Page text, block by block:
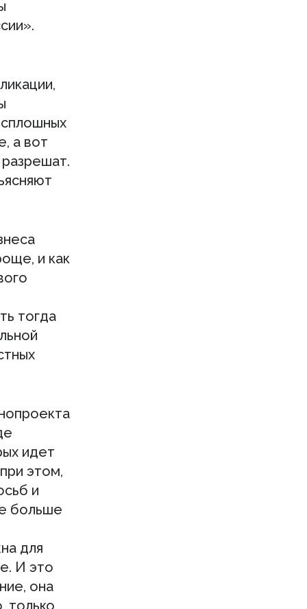
а вот
и как
тогда
идет
этом,
и
больше
для
И это
она
только